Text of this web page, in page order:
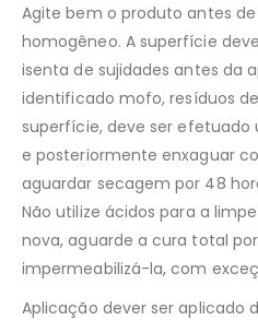
Agite bem o produto antes
homogêneo. A superfície
isenta de sujidades antes da
identificado mofo, resíduos
superfície, deve ser
e posteriormente enxaguar
aguardar secagem por 48
Não utilize ácidos para a
nova, aguarde a cura total
impermeabilizá-la, com
Aplicação dever ser aplicado